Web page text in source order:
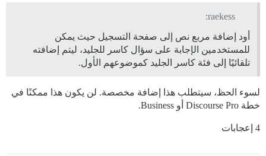
raekess:
أود إضافة مربع نص إلى صفحة التسجيل حيث يمكن
للمستخدمين الإجابة على سؤال كاسر للجليد، ليتم إضافته
تلقائيًا إلى فئة كاسر الجليد كموضوعهم الأول.
لسوء الحظ، سيتطلب هذا إضافة مخصصة. لن يكون هذا ممكنًا في
خطة Discourse Pro أو Business.
4 إعجابات